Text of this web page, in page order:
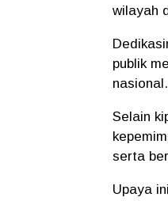
wilayah
publik
nasional.
Selain
serta
Upaya